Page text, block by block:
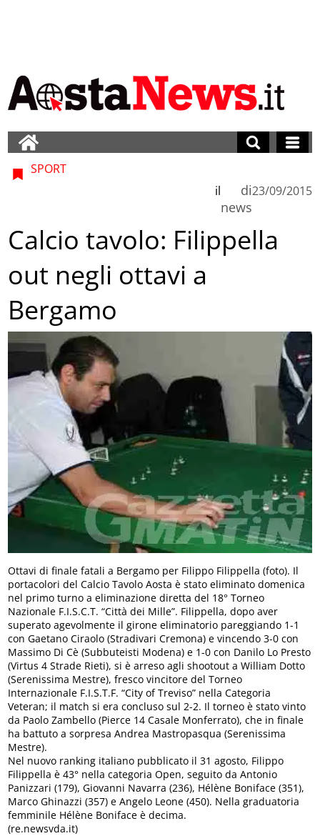
SPORT
di
news
il 23/09/2015
Calcio tavolo: Filippella
out negli ottavi a
Bergamo
Ottavi di finale fatali a Bergamo per Filippo Filippella (foto). Il
portacolori del Calcio Tavolo Aosta è stato eliminato domenica
nel primo turno a eliminazione diretta del 18° Torneo
Nazionale F.I.S.C.T. “Città dei Mille”. Filippella, dopo aver
superato agevolmente il girone eliminatorio pareggiando 1-1
con Gaetano Ciraolo (Stradivari Cremona) e vincendo 3-0 con
Massimo Di Cè (Subbuteisti Modena) e 1-0 con Danilo Lo Presto
(Virtus 4 Strade Rieti), si è arreso agli shootout a William Dotto
(Serenissima Mestre), fresco vincitore del Torneo
Internazionale F.I.S.T.F. “City of Treviso” nella Categoria
Veteran; il match si era concluso sul 2-2. Il torneo è stato vinto
da Paolo Zambello (Pierce 14 Casale Monferrato), che in finale
ha battuto a sorpresa Andrea Mastropasqua (Serenissima
Mestre).
Nel nuovo ranking italiano pubblicato il 31 agosto, Filippo
Filippella è 43° nella categoria Open, seguito da Antonio
Panizzari (179), Giovanni Navarra (236), Hélène Boniface (351),
Marco Ghinazzi (357) e Angelo Leone (450). Nella graduatoria
femminile Hélène Boniface è decima.
(re.newsvda.it)